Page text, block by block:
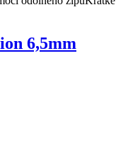
odolného zipuKrátké